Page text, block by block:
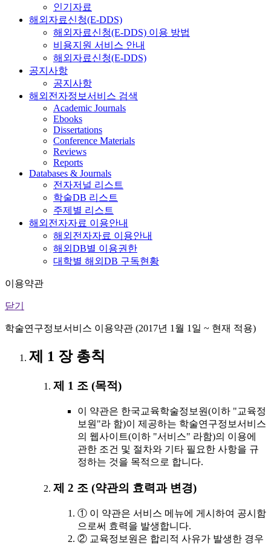
인기자료
해외자료신청(E-DDS)
해외자료신청(E-DDS) 이용 방법
비용지원 서비스 안내
해외자료신청(E-DDS)
공지사항
공지사항
해외전자정보서비스 검색
Academic Journals
Ebooks
Dissertations
Conference Materials
Reviews
Reports
Databases & Journals
전자저널 리스트
학술DB 리스트
주제별 리스트
해외전자자료 이용안내
해외전자자료 이용안내
해외DB별 이용권한
대학별 해외DB 구독현황
이용약관
닫기
학술연구정보서비스 이용약관 (2017년 1월 1일 ~ 현재 적용)
제 1 장 총칙
제 1 조 (목적)
이 약관은 한국교육학술정보원(이하 "교육정
보원"라 함)이 제공하는 학술연구정보서비스
의 웹사이트(이하 "서비스" 라함)의 이용에
관한 조건 및 절차와 기타 필요한 사항을 규
정하는 것을 목적으로 합니다.
제 2 조 (약관의 효력과 변경)
① 이 약관은 서비스 메뉴에 게시하여 공시함
으로써 효력을 발생합니다.
② 교육정보원은 합리적 사유가 발생한 경우